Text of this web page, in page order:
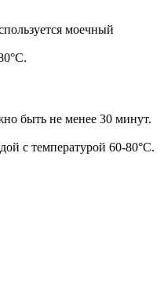
моечный
быть не менее 30 минут.
с температурой 60-80°C.